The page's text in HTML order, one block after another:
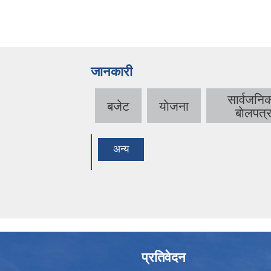
जानकारी
बजेट याेजना
अन्य
प्रतिवेदन